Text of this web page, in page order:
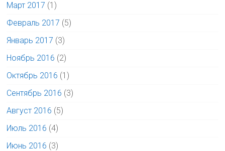
Март 2017 (1)
Февраль 2017 (5)
Январь 2017 (3)
Ноябрь 2016 (2)
Октябрь 2016 (1)
Сентябрь 2016 (3)
Август 2016 (5)
Июль 2016 (4)
Июнь 2016 (3)